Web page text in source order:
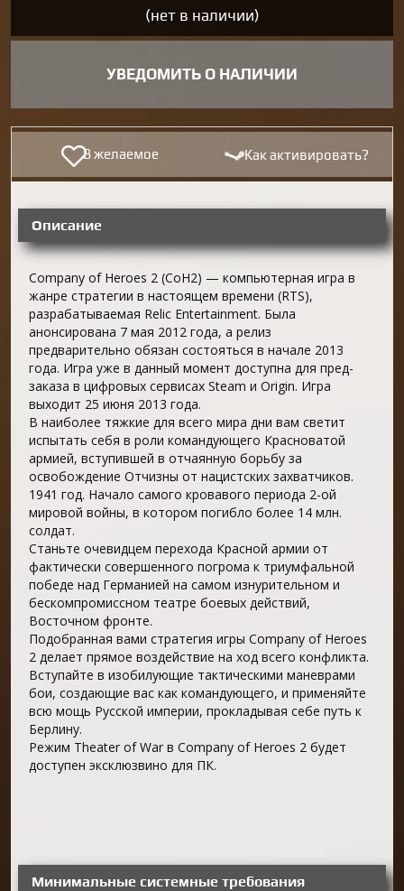
(нет в наличии)
УВЕДОМИТЬ О НАЛИЧИИ
В желаемое Как активировать?
Описание
Company of Heroes 2 (CoH2) — компьютерная игра в
жанре стратегии в настоящем времени (RTS),
разрабатываемая Relic Entertainment. Была
анонсирована 7 мая 2012 года, а релиз
предварительно обязан состояться в начале 2013
года. Игра уже в данный момент доступна для пред-
заказа в цифровых сервисах Steam и Origin. Игра
выходит 25 июня 2013 года.
В наиболее тяжкие для всего мира дни вам светит
испытать себя в роли командующего Красноватой
армией, вступившей в отчаянную борьбу за
освобождение Отчизны от нацистских захватчиков.
1941 год. Начало самого кровавого периода 2-ой
мировой войны, в котором погибло более 14 млн.
солдат.
Станьте очевидцем перехода Красной армии от
фактически совершенного погрома к триумфальной
победе над Германией на самом изнурительном и
бескомпромиссном театре боевых действий,
Восточном фронте.
Подобранная вами стратегия игры Company of Heroes
2 делает прямое воздействие на ход всего конфликта.
Вступайте в изобилующие тактическими маневрами
бои, создающие вас как командующего, и применяйте
всю мощь Русской империи, прокладывая себе путь к
Берлину.
Режим Theater of War в Company of Heroes 2 будет
доступен эксклюзвино для ПК.
Минимальные системные требования